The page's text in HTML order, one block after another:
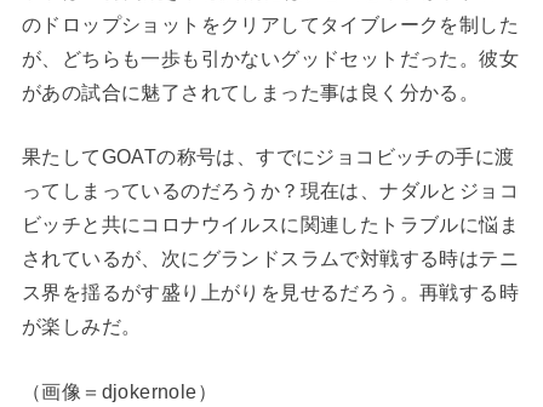
のドロップショットをクリアしてタイブレークを制した
が、どちらも一歩も引かないグッドセットだった。彼女
があの試合に魅了されてしまった事は良く分かる。
果たしてGOATの称号は、すでにジョコビッチの手に渡
ってしまっているのだろうか？現在は、ナダルとジョコ
ビッチと共にコロナウイルスに関連したトラブルに悩ま
されているが、次にグランドスラムで対戦する時はテニ
ス界を揺るがす盛り上がりを見せるだろう。再戦する時
が楽しみだ。
（画像＝djokernole）